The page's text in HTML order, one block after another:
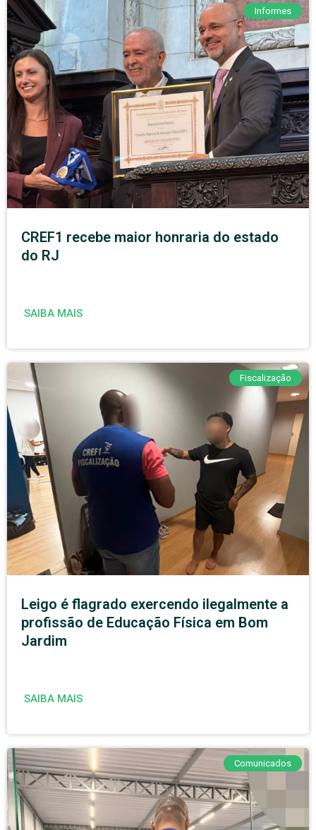
Informes
CREF1 recebe maior honraria do estado
do RJ
SAIBA MAIS
Fiscalização
Leigo é flagrado exercendo ilegalmente a
profissão de Educação Física em Bom
Jardim
SAIBA MAIS
Comunicados